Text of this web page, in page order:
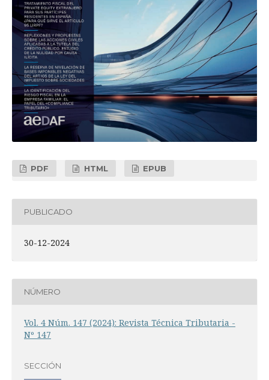
PDF HTML EPUB
PUBLICADO
30-12-2024
NÚMERO
Vol. 4 Núm. 147 (2024): Revista Técnica Tributaria -
Nº 147
SECCIÓN